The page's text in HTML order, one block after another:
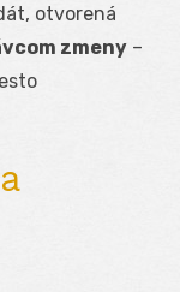
otvorená
zmeny –